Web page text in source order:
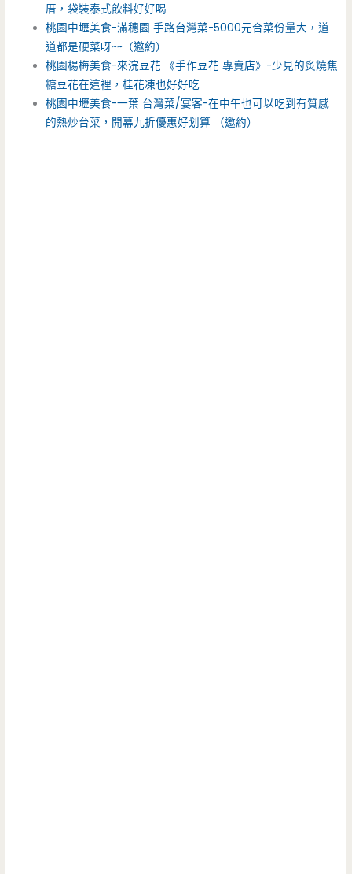
厝，袋裝泰式飲料好好喝
桃園中壢美食-滿穗園 手路台灣菜-5000元合菜份量大，道
道都是硬菜呀~~（邀約）
桃園楊梅美食-來浣豆花 《手作豆花 專賣店》-少見的炙燒焦
糖豆花在這裡，桂花凍也好好吃
桃園中壢美食-一葉 台灣菜/宴客-在中午也可以吃到有質感
的熱炒台菜，開幕九折優惠好划算 （邀約）